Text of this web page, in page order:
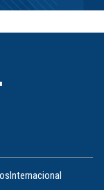
Internacional